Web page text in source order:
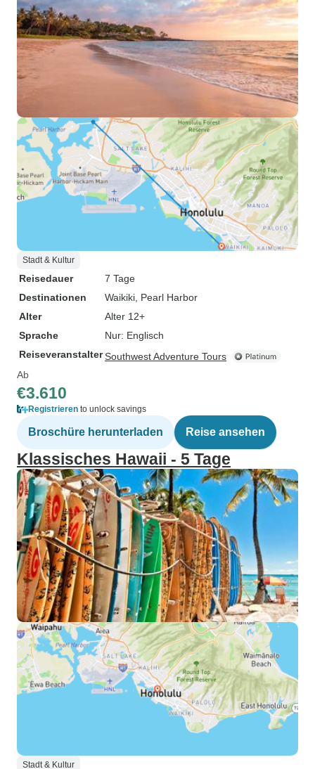
Stadt & Kultur
Reisedauer
7 Tage
Destinationen
Waikiki , Pearl Harbor
Alter
Alter 12+
Sprache
Nur: Englisch
ReiseveranstalterSouthwest Adventure Tours
Ab
€3.610
Registrieren to unlock savings
Broschüre herunterladen Reise ansehen
Klassisches Hawaii - 5 Tage
Stadt & Kultur